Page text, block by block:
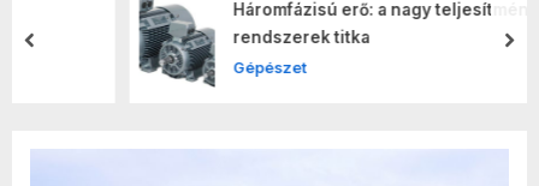
Háromfázisú erő: a nagy teljesítményű
rendszerek titka
Gépészet
prev